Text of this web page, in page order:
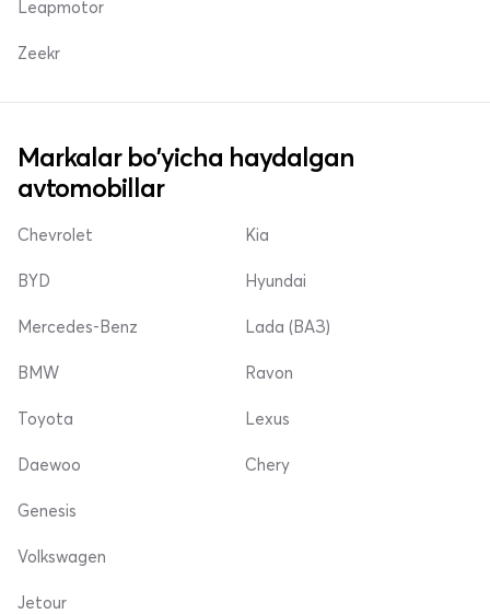
Leapmotor
Zeekr
Markalar bo'yicha haydalgan
avtomobillar
Chevrolet
BYD
Mercedes-Benz
Kia
Hyundai
Lada (ВАЗ)
BMW
Toyota
Daewoo
Ravon
Lexus
Chery
Genesis
Volkswagen
Jetour